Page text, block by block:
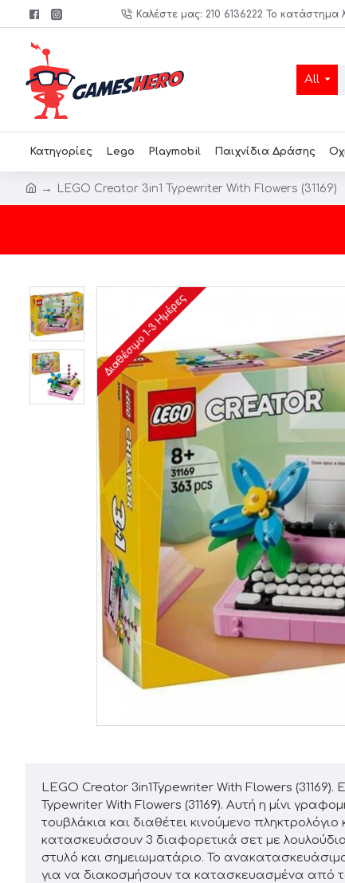
Καλέστε μας: 210 6136222 Το
All
Κατηγορίες Lego Playmobil Παιχνίδια Δράσης
LEGO Creator 3in1 Typewriter With Flowers (31169)
Διαθέσιμο 1-3 Ημέρες
LEGO Creator 3in1Typewriter With Flowers
Typewriter With Flowers (31169). Αυτή η μίνι
τουβλάκια και διαθέτει κινούμενο
κατασκευάσουν 3 διαφορετικά σετ με
στυλό και σημειωματάριο. Το
για να διακοσμήσουν τα κατασκευασμένα από